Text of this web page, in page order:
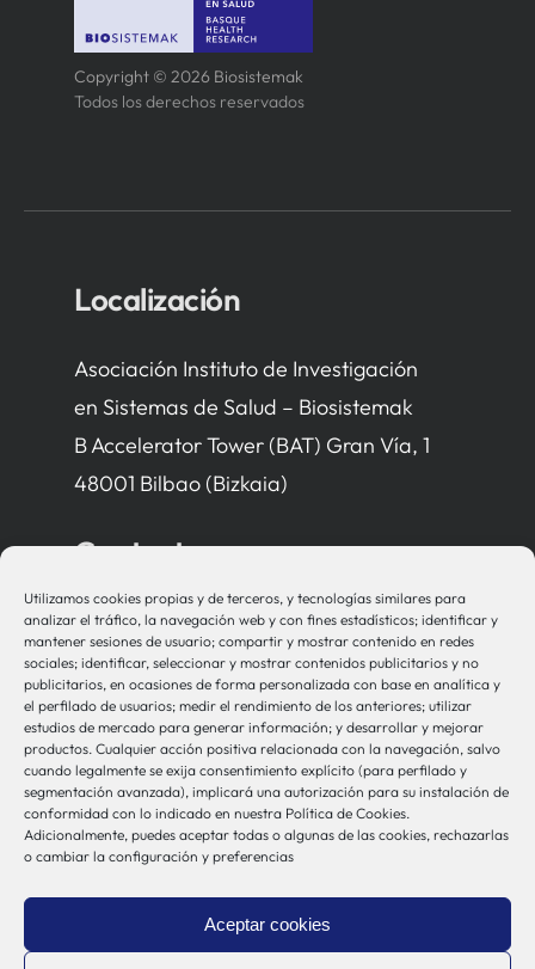
Utilizamos cookies propias y de terceros, y tecnologías similares para
analizar el tráfico, la navegación web y con fines estadísticos; identificar y
mantener sesiones de usuario; compartir y mostrar contenido en redes
sociales; identificar, seleccionar y mostrar contenidos publicitarios y no
publicitarios, en ocasiones de forma personalizada con base en analítica y
el perfilado de usuarios; medir el rendimiento de los anteriores; utilizar
estudios de mercado para generar información; y desarrollar y mejorar
productos. Cualquier acción positiva relacionada con la navegación, salvo
cuando legalmente se exija consentimiento explícito (para perfilado y
segmentación avanzada), implicará una autorización para su instalación de
conformidad con lo indicado en nuestra Política de Cookies.
Adicionalmente, puedes aceptar todas o algunas de las cookies, rechazarlas
o cambiar la configuración y preferencias
Aceptar cookies
Copyright © 2026 Biosistemak
Todos los derechos reservados
Localización
Asociación Instituto de Investigación
en Sistemas de Salud – Biosistemak
B Accelerator Tower (BAT) Gran Vía, 1
48001 Bilbao (Bizkaia)
Contacto
bio-sistemak@bio-sistemak.eus
944 00 77 90
Otros Enlaces
Osakidetza